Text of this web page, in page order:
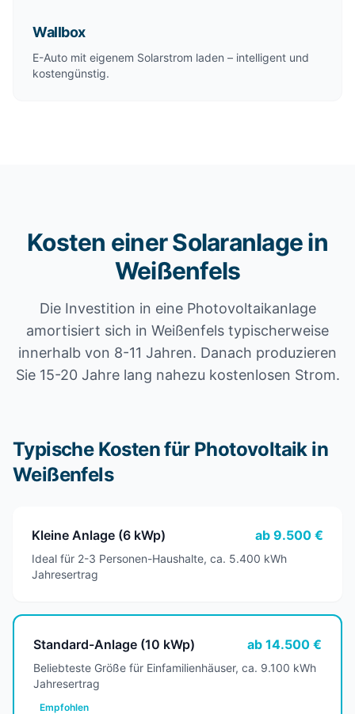
Wallbox
E-Auto mit eigenem Solarstrom laden – intelligent und
kostengünstig.
Kosten einer Solaranlage in
Weißenfels
Die Investition in eine Photovoltaikanlage
amortisiert sich in Weißenfels typischerweise
innerhalb von 8-11 Jahren. Danach produzieren
Sie 15-20 Jahre lang nahezu kostenlosen Strom.
Typische Kosten für Photovoltaik in
Weißenfels
Kleine Anlage (6 kWp) ab 9.500 €
Ideal für 2-3 Personen-Haushalte, ca. 5.400 kWh
Jahresertrag
Standard-Anlage (10 kWp) ab 14.500 €
Beliebteste Größe für Einfamilienhäuser, ca. 9.100 kWh
Jahresertrag
Empfohlen